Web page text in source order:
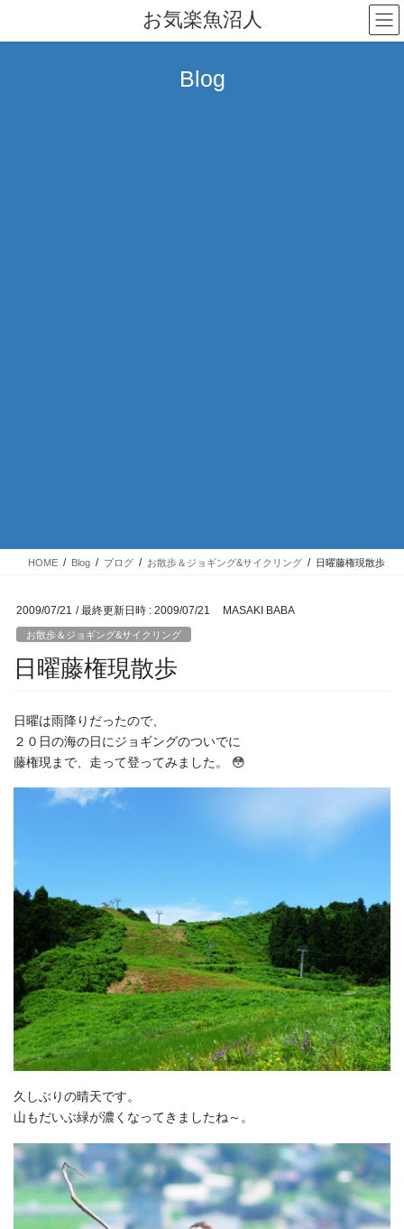
テ
ゲ
お気楽魚沼人
Blog
HOME Blog ブログ お散歩＆ジョギング&サイクリング 日曜藤権現散歩
2009/07/21 / 最終更新日時 : 2009/07/21 MASAKI BABA
お散歩＆ジョギング&サイクリング
日曜藤権現散歩
日曜は雨降りだったので、
２０日の海の日にジョギングのついでに
藤権現まで、走って登ってみました。 😳
久しぶりの晴天です。
山もだいぶ緑が濃くなってきましたね～。